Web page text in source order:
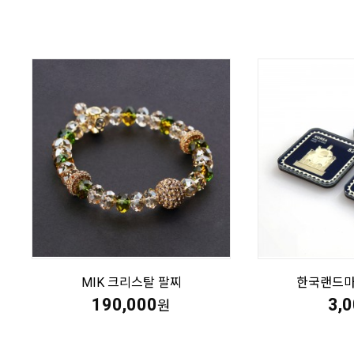
MIK 크리스탈 팔찌
190,000원
한국랜드